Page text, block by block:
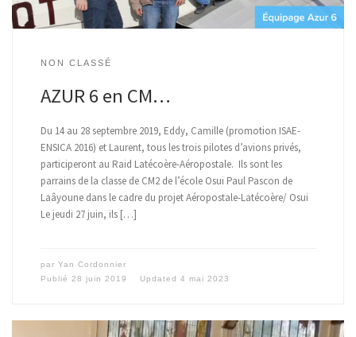
NON CLASSÉ
AZUR 6 en CM…
Du 14 au 28 septembre 2019, Eddy, Camille (promotion ISAE-
ENSICA 2016) et Laurent, tous les trois pilotes d’avions privés,
participeront au Raid Latécoère-Aéropostale. Ils sont les
parrains de la classe de CM2 de l’école Osui Paul Pascon de
Laâyoune dans le cadre du projet Aéropostale-Latécoère/ Osui
Le jeudi 27 juin, ils […]
par Yan Cordonnier
Publié 28 juin 2019 Updated 4 mai 2023